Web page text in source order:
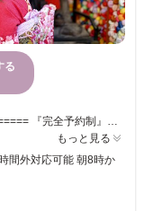
る
========================================== 『完全予約制』『個室』のマツエクサロン「Honey」 ========================================== 静岡で予約したい！って言って下さいね(^O^) ★朝8時からのご予約で全メニュー定価から20%オフまたは、マツエク120本まで4400円。ジェルネイルワンカラー2160円 要電話予約にて 静岡市葵区日出町7-1 202 駅から徒歩9分 朝8時から22時まで。時間外対応可能 ★マツエク付け放題、ネイルと割引があります 低料金にて綺麗になりたい方におすすめです♪ 長さやカール、デザインなどあなたに合うマツエクをご提案させていただきます。 ★ネイルメニューも充実★ JNA本部認定講師在籍サロンなので、安心してご利用いただけます。 爪へのコンプレックス・お悩み・お手入れ・そしてお洒落やブライダル・成人式ネイルなど…ネイルのことなら何でもご相談下さい。 スカルプチュア対応してます
もっと見る
間外対応可能 朝8時か